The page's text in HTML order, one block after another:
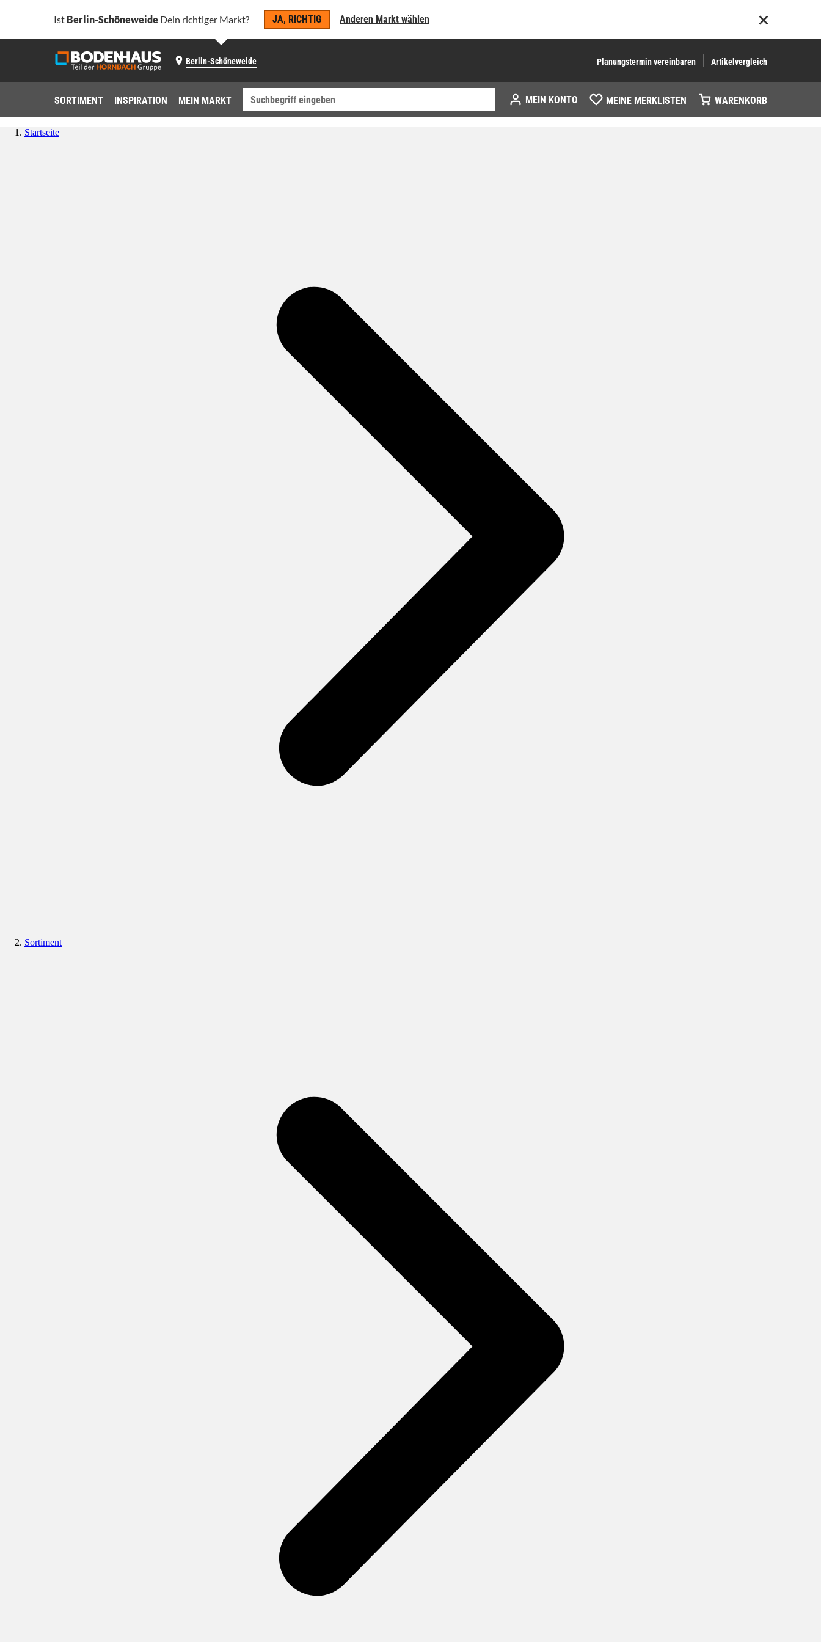
Ist Berlin-Schöneweide Dein richtiger Markt? JA, RICHTIG Anderen Markt wählen
Berlin-Schöneweide Planungstermin vereinbaren Artikelvergleich
SORTIMENT INSPIRATION MEIN MARKT MEIN KONTO MEINE MERKLISTEN WARENKORB
Startseite
Sortiment